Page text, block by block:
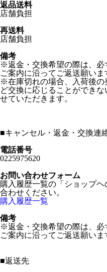
返品送料
店舗負担
再送料
店舗負担
備考
※返金・交換希望の際は、必
ご案内に沿ってご返送願いま
※在庫切れの場合、入荷後の
ど交換に応じることができ
せていただきます。
■キャンセル・返金・交換連
電話番号
0225975620
お問い合わせフォーム
購入履歴一覧の「ショップ
合わせください。
購入履歴一覧
備考
※返金・交換希望の際は、必
ご案内に沿ってご返送願いま
■返送先